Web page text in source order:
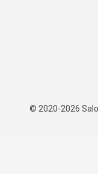
© 2020-2026